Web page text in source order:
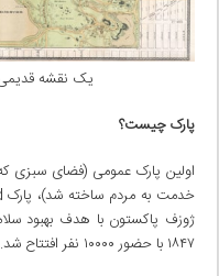
یک نقشه قدیمی
پارک چیست؟
اولین پارک عمومی (فضای سبزی
ژوزف پاکستون با هدف بهبود
۱۸۴۷ با حضور ۱۰۰۰۰ نفر افتتاح شد.